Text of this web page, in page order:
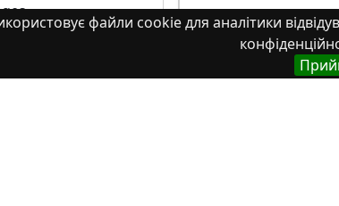
файли cookie для аналітики
Object
Books or